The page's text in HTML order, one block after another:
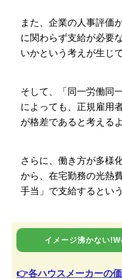
また、企業の人事評価
に関わらず支給が必要
いかという考えが生じ
そして、「同一労働同
によっても、正規雇用
が格差であると考える
さらに、働き方が多様
から、在宅勤務の光熱
手当」で支給するとい
イメージ沸かない
👉各ハウスメーカーの